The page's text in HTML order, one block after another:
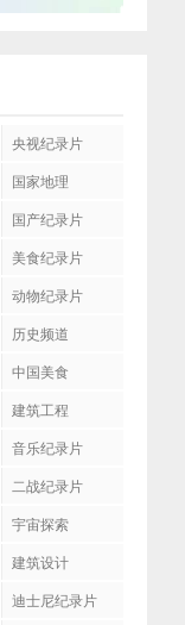
央视纪录片
国家地理
国产纪录片
美食纪录片
动物纪录片
历史频道
中国美食
建筑工程
音乐纪录片
二战纪录片
宇宙探索
建筑设计
迪士尼纪录片